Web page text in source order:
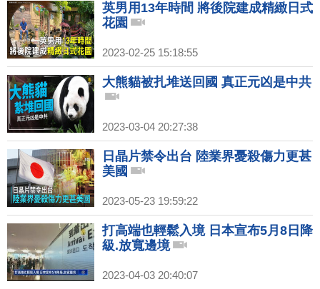
英男用13年時間 將後院建成精緻日式
花園
2023-02-25 15:18:55
大熊貓被扎堆送回國 真正元凶是中共
2023-03-04 20:27:38
日晶片禁令出台 陸業界憂殺傷力更甚
美國
2023-05-23 19:59:22
打高端也輕鬆入境 日本宣布5月8日降
級.放寬邊境
2023-04-03 20:40:07